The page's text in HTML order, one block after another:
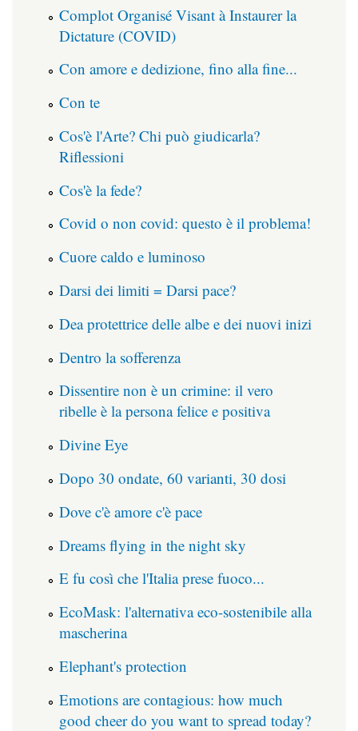
Complot Organisé Visant à Instaurer la
Dictature (COVID)
Con amore e dedizione, fino alla fine...
Con te
Cos'è l'Arte? Chi può giudicarla?
Riflessioni
Cos'è la fede?
Covid o non covid: questo è il problema!
Cuore caldo e luminoso
Darsi dei limiti = Darsi pace?
Dea protettrice delle albe e dei nuovi inizi
Dentro la sofferenza
Dissentire non è un crimine: il vero
ribelle è la persona felice e positiva
Divine Eye
Dopo 30 ondate, 60 varianti, 30 dosi
Dove c'è amore c'è pace
Dreams flying in the night sky
E fu così che l'Italia prese fuoco...
EcoMask: l'alternativa eco-sostenibile alla
mascherina
Elephant's protection
Emotions are contagious: how much
good cheer do you want to spread today?